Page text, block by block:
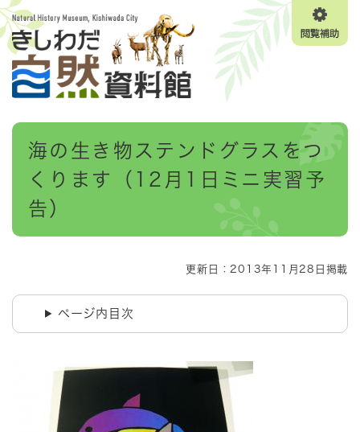
ペ
ー
ジ
メニューを飛ばして本文へ
閲
覧
本
海の生き物ステンドグラスをつ
くります（12月1日ミニ実習予
告）
更新日：2013年11月28日掲載
ページ内目次